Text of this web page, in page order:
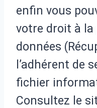
enfin vous
votre droit à
données
l’adhérent de
fichier
Consultez le